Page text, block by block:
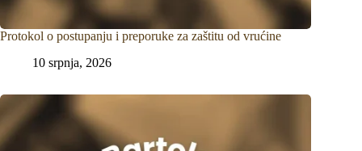
Protokol o postupanju i preporuke za zaštitu od vrućine
10 srpnja, 2026